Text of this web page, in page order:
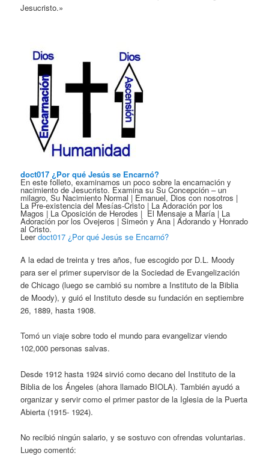
Jesucristo.»
doct017 ¿Por qué Jesús se Encarnó?
En este folleto, examinamos un poco sobre la encarnación y
nacimiento de Jesucristo. Examina su Su Concepción – un
milagro, Su Nacimiento Normal | Emanuel, Dios con nosotros |
La Pre-existencia del Mesías-Cristo | La Adoración por los
Magos | La Oposición de Herodes | El Mensaje a María | La
Adoración por los Ovejeros | Simeón y Ana | Adorando y Honrado
al Cristo.
Leerdoct017 ¿Por qué Jesús se Encarnó?
A la edad de treinta y tres años, fue escogido por D.L. Moody
para ser el primer supervisor de la Sociedad de Evangelización
de Chicago (luego se cambió su nombre a Instituto de la Biblia
de Moody), y guió el Instituto desde su fundación en septiembre
26, 1889, hasta 1908.
Tomó un viaje sobre todo el mundo para evangelizar viendo
102,000 personas salvas.
Desde 1912 hasta 1924 sirvió como decano del Instituto de la
Biblia de los Ángeles (ahora llamado BIOLA). También ayudó a
organizar y servir como el primer pastor de la Iglesia de la Puerta
Abierta (1915- 1924).
No recibió ningún salario, y se sostuvo con ofrendas voluntarias.
Luego comentó: